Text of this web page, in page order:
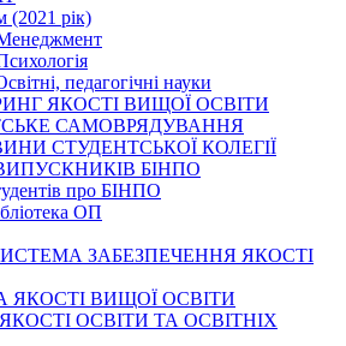
(2021 рік)
педагогічні науки
ЯКОСТІ ВИЩОЇ ОСВІТИ
САМОВРЯДУВАННЯ
СТУДЕНТСЬКОЇ КОЛЕГІЇ
БІНПО
про БІНПО
ОП
ЗАБЕЗПЕЧЕННЯ ЯКОСТІ
ЯКОСТІ ВИЩОЇ ОСВІТИ
ОСВІТИ ТА ОСВІТНІХ